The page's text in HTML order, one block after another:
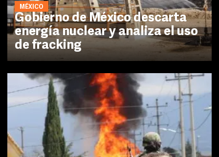
MÉXICO
Gobierno de México descarta
energía nuclear y analiza el uso
de fracking